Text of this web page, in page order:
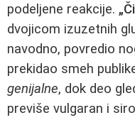
podeljene reakcije.
dvojicom izuzetnih
navodno, povredio
prekidao smeh
genijalne, dok deo
previše vulgaran i